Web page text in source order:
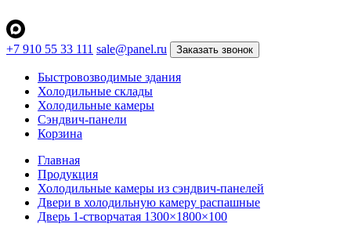
+7 910 55 33 111 sale@panel.ru Заказать звонок
Быстровозводимые здания
Холодильные склады
Холодильные камеры
Сэндвич-панели
Корзина
Главная
Продукция
Холодильные камеры из сэндвич-панелей
Двери в холодильную камеру распашные
Дверь 1-створчатая 1300×1800×100